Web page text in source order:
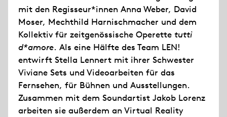
mit den Regisseur*innen Anna Weber, David
Moser, Mechthild Harnischmacher und dem
Kollektiv für zeitgenössische Operette tutti
d*amore. Als eine Hälfte des Team LEN!
entwirft Stella Lennert mit ihrer Schwester
Viviane Sets und Videoarbeiten für das
Fernsehen, für Bühnen und Ausstellungen.
Zusammen mit dem Soundartist Jakob Lorenz
arbeiten sie außerdem an Virtual Reality